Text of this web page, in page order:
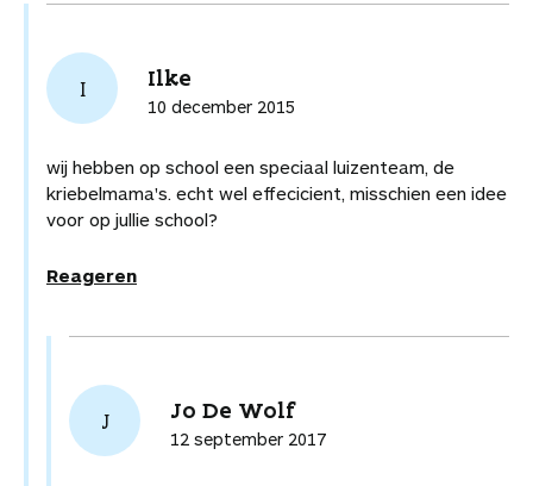
I Ilke
10 december 2015
wij hebben op school een speciaal luizenteam, de
kriebelmama's. echt wel effecicient, misschien een idee
voor op jullie school?
Reageren
J Jo De Wolf
12 september 2017